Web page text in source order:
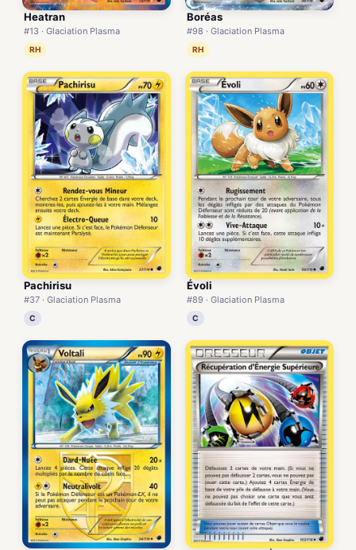
Heatran
#13 · Glaciation Plasma
RH
Boréas
#98 · Glaciation Plasma
RH
Pachirisu
#37 · Glaciation Plasma
C
Évoli
#89 · Glaciation Plasma
C